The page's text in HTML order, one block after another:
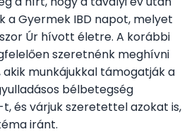
Tagoknak
Vezetőség
a Gyermek IBD napot, melyet
Úr hívott életre. A korábbi
szeretnénk meghívni
munkájukkal támogatják a
bélbetegség
t, és várjuk szeretettel azokat is,
iránt.